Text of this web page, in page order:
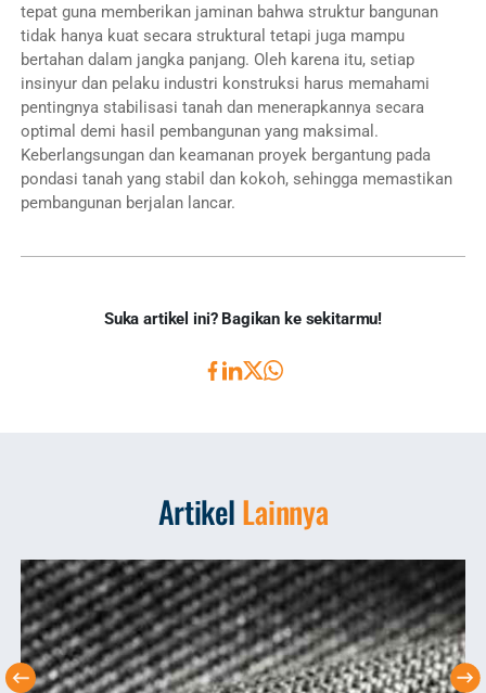
tepat guna memberikan jaminan bahwa struktur bangunan
tidak hanya kuat secara struktural tetapi juga mampu
bertahan dalam jangka panjang. Oleh karena itu, setiap
insinyur dan pelaku industri konstruksi harus memahami
pentingnya stabilisasi tanah dan menerapkannya secara
optimal demi hasil pembangunan yang maksimal.
Keberlangsungan dan keamanan proyek bergantung pada
pondasi tanah yang stabil dan kokoh, sehingga memastikan
pembangunan berjalan lancar.
Suka artikel ini? Bagikan ke sekitarmu!
ArtikelLainnya